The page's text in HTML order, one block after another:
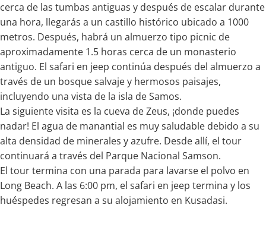
cerca de las tumbas antiguas y después de escalar durante
una hora, llegarás a un castillo histórico ubicado a 1000
metros. Después, habrá un almuerzo tipo picnic de
aproximadamente 1.5 horas cerca de un monasterio
antiguo. El safari en jeep continúa después del almuerzo a
través de un bosque salvaje y hermosos paisajes,
incluyendo una vista de la isla de Samos.
La siguiente visita es la cueva de Zeus, ¡donde puedes
nadar! El agua de manantial es muy saludable debido a su
alta densidad de minerales y azufre. Desde allí, el tour
continuará a través del Parque Nacional Samson.
El tour termina con una parada para lavarse el polvo en
Long Beach. A las 6:00 pm, el safari en jeep termina y los
huéspedes regresan a su alojamiento en Kusadasi.